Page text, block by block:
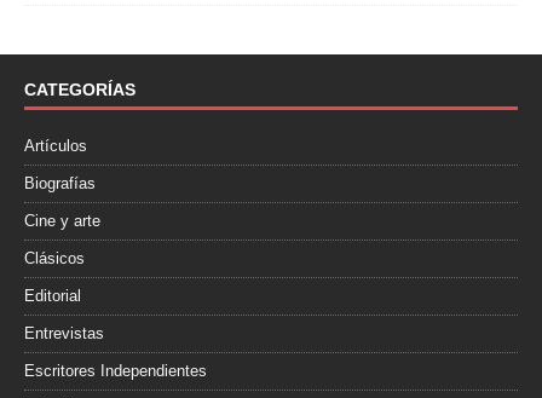
o
k
r
t
i
CATEGORÍAS
Artículos
Biografías
Cine y arte
Clásicos
Editorial
Entrevistas
Escritores Independientes